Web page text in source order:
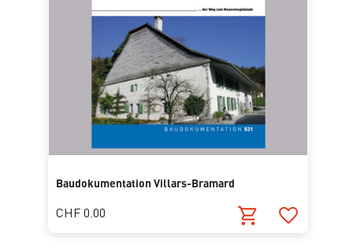
Baudokumentation Villars-Bramard
CHF 0.00